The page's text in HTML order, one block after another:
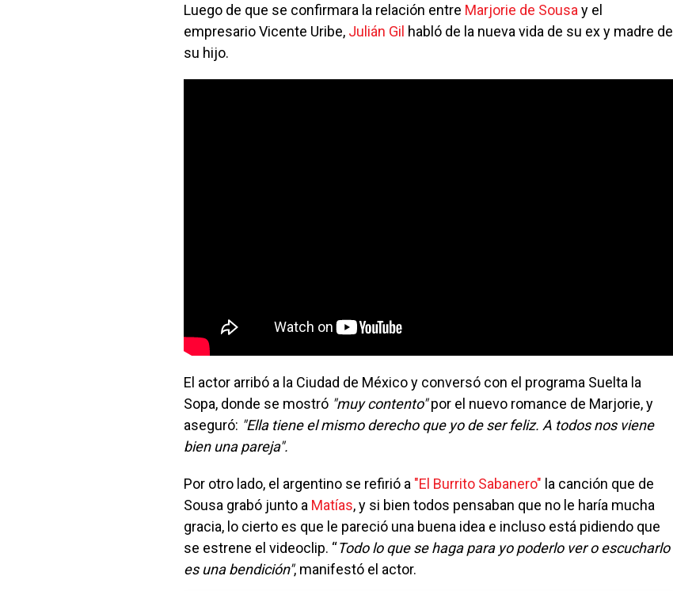
Luego de que se confirmara la relación entre Marjorie de Sousay el
empresario Vicente Uribe, Julián Gil habló de la nueva vida de su ex y madre de
su hijo.
El actor arribó a la Ciudad de México y conversó con el programa Suelta la
Sopa, donde se mostró "muy contento"por el nuevo romance de Marjorie, y
aseguró: "Ella tiene el mismo derecho que yo de ser feliz. A todos nos viene
bien una pareja".
Por otro lado, el argentino se refirió a "El Burrito Sabanero" la canción que de
Sousa grabó junto a Matías, y si bien todos pensaban que no le haría mucha
gracia, lo cierto es que le pareció una buena idea e incluso está pidiendo que
se estrene el videoclip. “Todo lo que se haga para yo poderlo ver o escucharlo
es una bendición", manifestó el actor.